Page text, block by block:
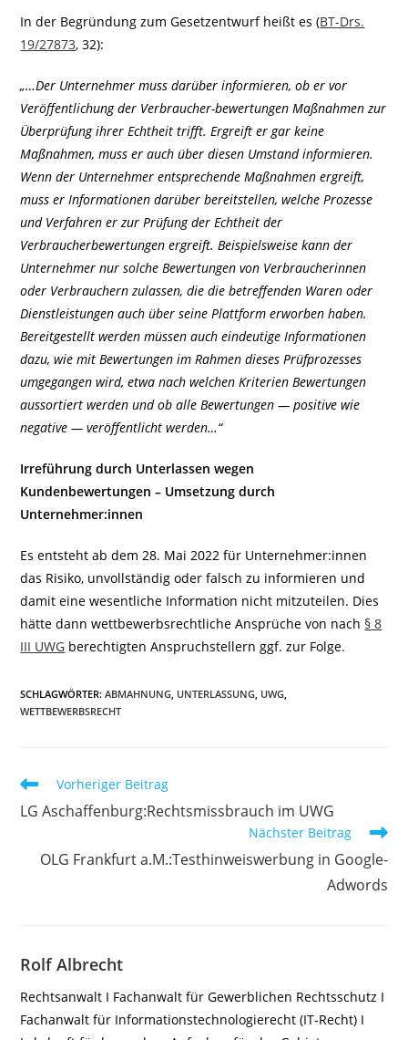
In der Begründung zum Gesetzentwurf heißt es (BT-Drs.
19/27873, 32):
„…Der Unternehmer muss darüber informieren, ob er vor
Veröffentlichung der Verbraucher-bewertungen Maßnahmen zur
Überprüfung ihrer Echtheit trifft. Ergreift er gar keine
Maßnahmen, muss er auch über diesen Umstand informieren.
Wenn der Unternehmer entsprechende Maßnahmen ergreift,
muss er Informationen darüber bereitstellen, welche Prozesse
und Verfahren er zur Prüfung der Echtheit der
Verbraucherbewertungen ergreift. Beispielsweise kann der
Unternehmer nur solche Bewertungen von Verbraucherinnen
oder Verbrauchern zulassen, die die betreffenden Waren oder
Dienstleistungen auch über seine Plattform erworben haben.
Bereitgestellt werden müssen auch eindeutige Informationen
dazu, wie mit Bewertungen im Rahmen dieses Prüfprozesses
umgegangen wird, etwa nach welchen Kriterien Bewertungen
aussortiert werden und ob alle Bewertungen — positive wie
negative — veröffentlicht werden…“
Irreführung durch Unterlassen wegen
Kundenbewertungen – Umsetzung durch
Unternehmer:innen
Es entsteht ab dem 28. Mai 2022 für Unternehmer:innen
das Risiko, unvollständig oder falsch zu informieren und
damit eine wesentliche Information nicht mitzuteilen. Dies
hätte dann wettbewerbsrechtliche Ansprüche von nach § 8
III UWG berechtigten Anspruchstellern ggf. zur Folge.
SCHLAGWÖRTER:ABMAHNUNG UNTERLASSUNG UWG
WETTBEWERBSRECHT
Weitere
ansehen
Vorheriger Beitrag
LG Aschaffenburg:Rechtsmissbrauch im UWG
Nächster Beitrag
OLG Frankfurt a.M.:Testhinweiswerbung in Google-
Adwords
Rolf Albrecht
Rechtsanwalt I Fachanwalt für Gewerblichen Rechtsschutz I
Fachanwalt für Informationstechnologierecht (IT-Recht) I